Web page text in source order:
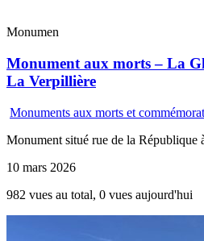
Monumen
Monument aux morts – La
La Verpillière
Monuments aux morts et
Monument situé rue de la République
10 mars 2026
982 vues au total, 0 vues aujourd'hui